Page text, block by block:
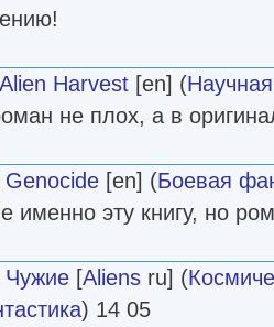
Alien Harvest [en] (
не плох, а в
Genocide [en] (Боевая
именно эту книгу, но
Чужие [Aliens ru] (
) 14 05